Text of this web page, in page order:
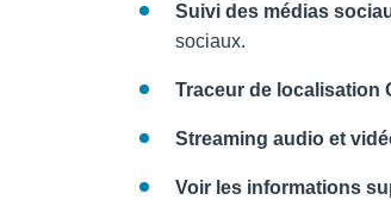
Suivi des médias
sociaux.
Traceur de localisation
Streaming audio et
Voir les informations